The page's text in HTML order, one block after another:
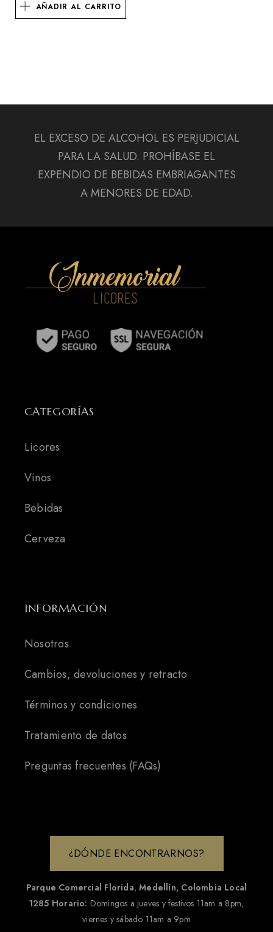
AÑADIR AL CARRITO
EL EXCESO DE ALCOHOL ES PERJUDICIAL
PARA LA SALUD. PROHÍBASE EL
EXPENDIO DE BEBIDAS EMBRIAGANTES
A MENORES DE EDAD.
CATEGORÍAS
Licores
Vinos
Bebidas
Cerveza
INFORMACIÓN
Nosotros
Cambios, devoluciones y retracto
Términos y condiciones
Tratamiento de datos
Preguntas frecuentes (FAQs)
¿DÓNDE ENCONTRARNOS?
Parque Comercial Florida,Medellín, Colombia Local
1285 Horario: Domingos a jueves y festivos 11am a 8pm,
viernes y sábado 11am a 9pm